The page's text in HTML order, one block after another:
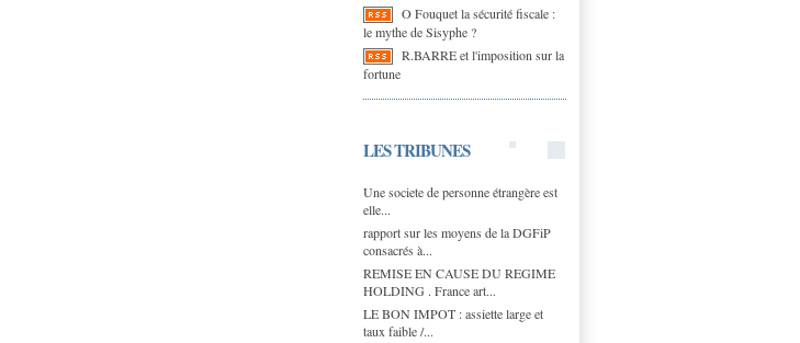
O Fouquet la sécurité fiscale :
le mythe de Sisyphe ?
R.BARRE et l'imposition sur la
fortune
LES TRIBUNES
Une societe de personne étrangère est
elle...
rapport sur les moyens de la DGFiP
consacrés à...
REMISE EN CAUSE DU REGIME
HOLDING . France art...
LE BON IMPOT : assiette large et
taux faible /...